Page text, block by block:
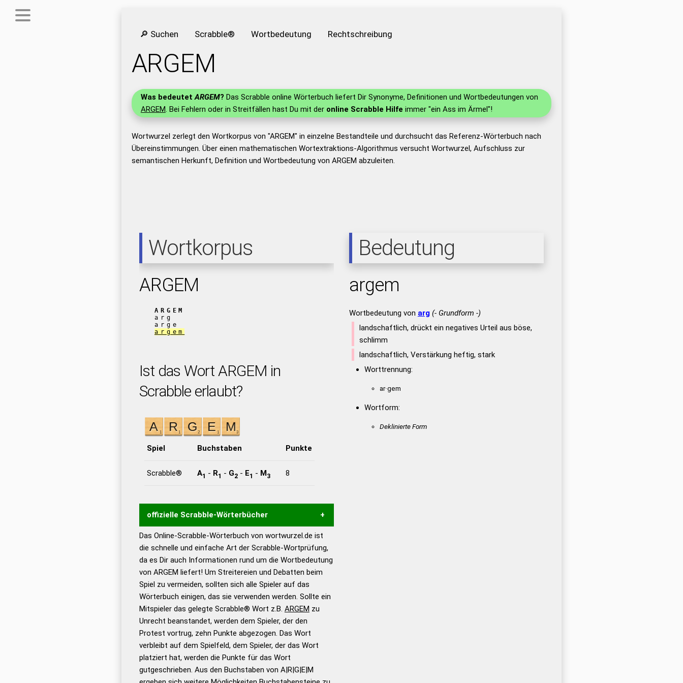
🔎 Suchen Scrabble® Wortbedeutung Rechtschreibung
ARGEM
Was bedeutetARGEM? Das Scrabble online Wörterbuch liefert Dir Synonyme, Definitionen und Wortbedeutungen von
ARGEM. Bei Fehlern oder in Streitfällen hast Du mit der online Scrabble Hilfe immer "ein Ass im Ärmel"!
Wortwurzel zerlegt den Wortkorpus von "ARGEM" in einzelne Bestandteile und durchsucht das Referenz-Wörterbuch nach
Übereinstimmungen. Über einen mathematischen Wortextraktions-Algorithmus versucht Wortwurzel, Aufschluss zur
semantischen Herkunft, Definition und Wortbedeutung von ARGEM abzuleiten.
Wortkorpus
ARGEM
ARGEM
arg
arge
argem
Ist das Wort ARGEM in
Scrabble erlaubt?
Spiel Buchstaben Punkte
Scrabble® A1 - R1 - G2- E1 - M3 8
offizielle Scrabble-Wörterbücher
Wortwurzel liefert mit Hilfe eines semantischen
Wortanalyse-Algorithmus gute Anhaltspunkte zu
Wortbedeutung, Worttrennung und Wortform, um die
Gültigkeit eines Wortes für das Scrabble-Spiel zu
bestimmen! zugelassene Turnier Scrabble-
Wörterbücher sind:
Duden – Standardwerk in 12
Bänden
Duden – Richtiges und gutes
Deutsch
Das Online-Scrabble-Wörterbuch von wortwurzel.de ist
die schnelle und einfache Art der Scrabble-Wortprüfung,
da es Dir auch Informationen rund um die Wortbedeutung
von ARGEM liefert! Um Streitereien und Debatten beim
Spiel zu vermeiden, sollten sich alle Spieler auf das
Wörterbuch einigen, das sie verwenden werden. Sollte ein
Mitspieler das gelegte Scrabble® Wort z.B. ARGEM zu
Unrecht beanstandet, werden dem Spieler, der den
Protest vortrug, zehn Punkte abgezogen. Das Wort
verbleibt auf dem Spielfeld, dem Spieler, der das Wort
platziert hat, werden die Punkte für das Wort
gutgeschrieben. Aus den Buchstaben von A|R|G|E|M
Bedeutung
argem
Wortbedeutung von arg (- Grundform -)
landschaftlich, drückt ein negatives Urteil aus böse,
schlimm
landschaftlich, Verstärkung heftig, stark
Worttrennung:
ar·gem
Wortform:
Deklinierte Form